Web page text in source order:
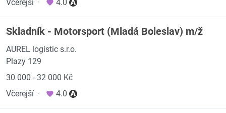
Včerejší · 4.0
Skladník - Motorsport (Mladá Boleslav) m/ž
AUREL logistic s.r.o.
Plazy 129
30 000 - 32 000 Kč
Včerejší · 4.0